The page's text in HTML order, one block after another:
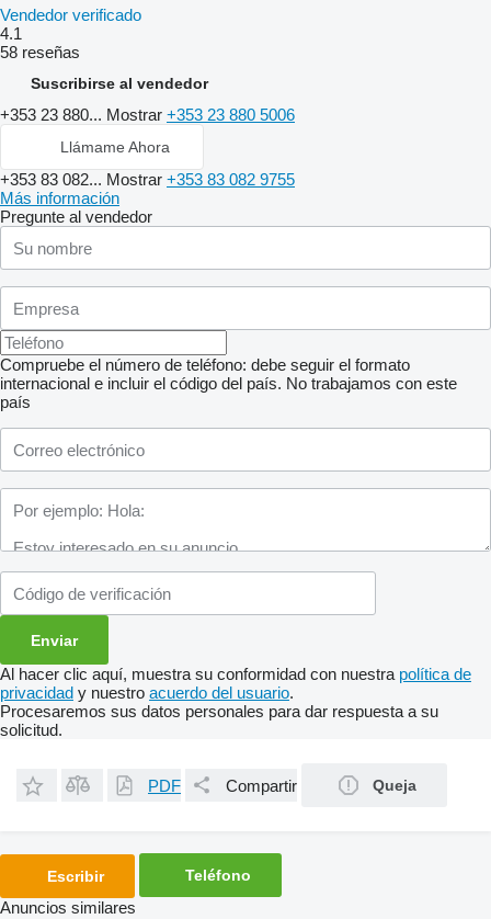
Vendedor verificado
4.1
58 reseñas
Suscribirse al vendedor
+353 23 880... Mostrar +353 23 880 5006
Llámame Ahora
+353 83 082... Mostrar +353 83 082 9755
Más información
Pregunte al vendedor
Compruebe el número de teléfono: debe seguir el formato
internacional e incluir el código del país. No trabajamos con este
país
Al hacer clic aquí, muestra su conformidad con nuestra política de
privacidad y nuestro acuerdo del usuario.
Procesaremos sus datos personales para dar respuesta a su
solicitud.
PDF Compartir Queja
Escribir Teléfono
Anuncios similares